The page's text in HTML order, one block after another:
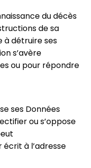
du décès
de sa
à détruire ses
s’avère
ou pour répondre
ses Données
ou s’oppose
écrit à l’adresse